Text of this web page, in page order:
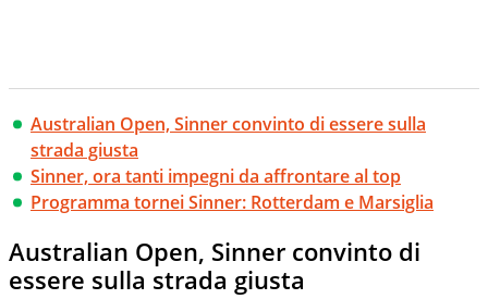
Australian Open, Sinner convinto di essere sulla
strada giusta
Sinner, ora tanti impegni da affrontare al top
Programma tornei Sinner: Rotterdam e Marsiglia
Australian Open, Sinner convinto di
essere sulla strada giusta